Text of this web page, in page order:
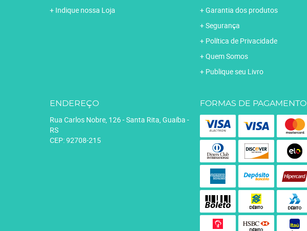
Indique nossa Loja
Garantia dos produtos
Segurança
Política de Privacidade
Quem Somos
Publique seu Livro
ENDEREÇO
Rua Carlos Nobre, 126-Santa Rita, Guaíba -
RS
CEP: 92708-215
FORMAS DE PAGAMENTO